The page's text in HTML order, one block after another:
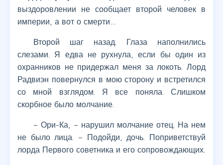
выздоровлении не сообщает второй человек в
империи, а вот о смерти…
Второй шаг назад. Глаза наполнились
слезами. Я едва не рухнула, если бы один из
охранников не придержал меня за локоть. Лорд
Радвиэн повернулся в мою сторону и встретился
со мной взглядом. Я все поняла. Слишком
скорбное было молчание.
– Ори-Ка, – нарушил молчание отец. На нем
не было лица. – Подойди, дочь. Поприветствуй
лорда Первого советника и его сопровождающих.